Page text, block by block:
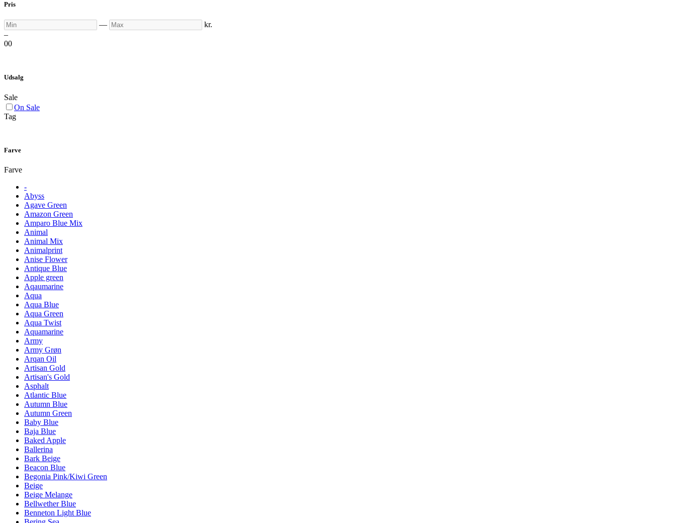
Pris
Min — Max
kr.
–
00
Udsalg
Sale
On Sale
Tag
Farve
Farve
-
Abyss
Agave Green
Amazon Green
Amparo Blue Mix
Animal
Animal Mix
Animalprint
Anise Flower
Antique Blue
Apple green
Aqaumarine
Aqua
Aqua Blue
Aqua Green
Aqua Twist
Aquamarine
Army
Army Grøn
Arqan Oil
Artisan Gold
Artisan's Gold
Asphalt
Atlantic Blue
Autumn Blue
Autumn Green
Baby Blue
Baja Blue
Baked Apple
Ballerina
Bark Beige
Beacon Blue
Begonia Pink/Kiwi Green
Beige
Beige Melange
Bellwether Blue
Benneton Light Blue